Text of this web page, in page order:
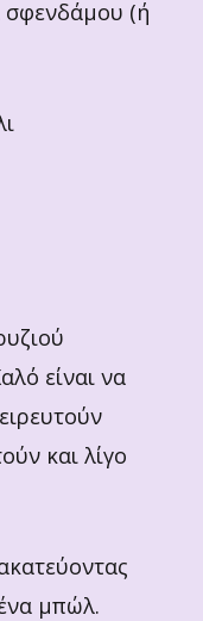
σφενδάμου (ή
είναι να
και λίγο
μπώλ.